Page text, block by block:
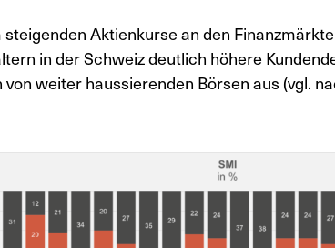
Aktienkurse an den
in der Schweiz deutlich höhere
von weiter haussierenden Börsen aus (vgl.